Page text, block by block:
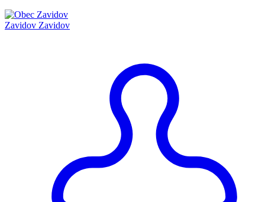
Zavidov Zavidov